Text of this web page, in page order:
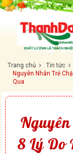
Trang chủ
Tin tức
Nguyên Nhân Trẻ
Qua
8 Lý Do